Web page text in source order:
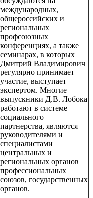
международных,
общероссийских и
региональных
профсоюзных
конференциях, а также
семинарах, в которых
Дмитрий Владимирович
регулярно принимает
участие, выступает
экспертом. Многие
выпускники Д.В. Лобока
работают в системе
социального
партнерства, являются
руководителями и
специалистами
центральных и
региональных органов
профессиональных
союзов, государственных
органов.